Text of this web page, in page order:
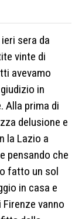
sera da
vinte di
avevamo
in
Alla prima di
delusione e
la Lazio a
pensando che
fatto un sol
in casa e
vanno